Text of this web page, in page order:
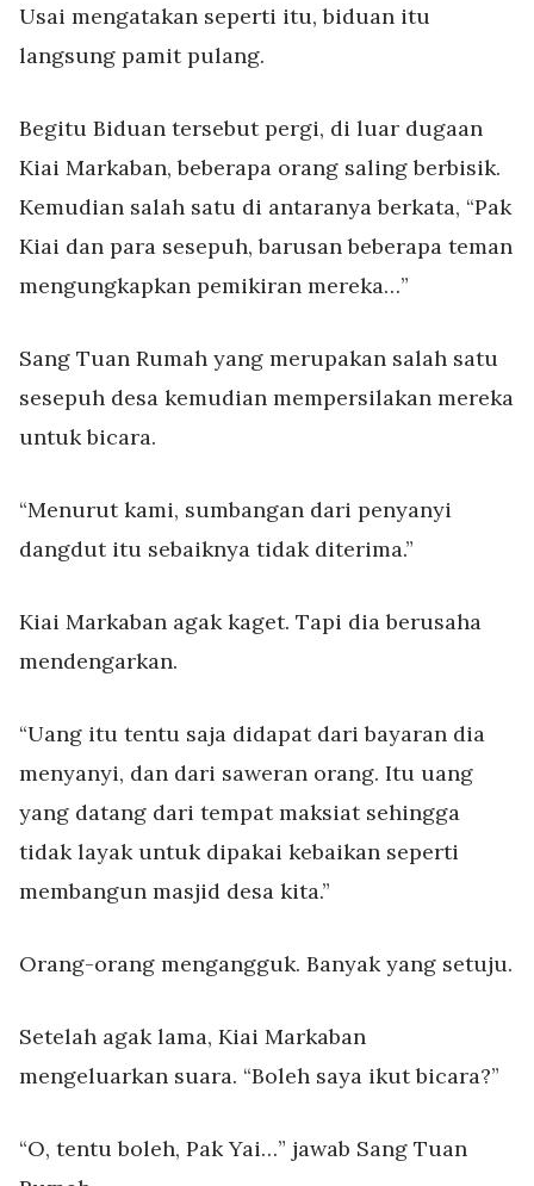
Usai mengatakan seperti itu, biduan itu
langsung pamit pulang.
Begitu Biduan tersebut pergi, di luar dugaan
Kiai Markaban, beberapa orang saling berbisik.
Kemudian salah satu di antaranya berkata, “Pak
Kiai dan para sesepuh, barusan beberapa teman
mengungkapkan pemikiran mereka…”
Sang Tuan Rumah yang merupakan salah satu
sesepuh desa kemudian mempersilakan mereka
untuk bicara.
“Menurut kami, sumbangan dari penyanyi
dangdut itu sebaiknya tidak diterima.”
Kiai Markaban agak kaget. Tapi dia berusaha
mendengarkan.
“Uang itu tentu saja didapat dari bayaran dia
menyanyi, dan dari saweran orang. Itu uang
yang datang dari tempat maksiat sehingga
tidak layak untuk dipakai kebaikan seperti
membangun masjid desa kita.”
Orang-orang mengangguk. Banyak yang setuju.
Setelah agak lama, Kiai Markaban
mengeluarkan suara. “Boleh saya ikut bicara?”
“O, tentu boleh, Pak Yai…” jawab Sang Tuan